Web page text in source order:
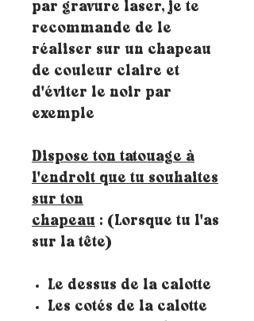
par gravure laser, je te
recommande de le
réaliser sur un chapeau
de couleur claire et
d'éviter le noir par
exemple
Dispose ton tatouage à
l'endroit que tu souhaites
sur ton
chapeau : (Lorsque tu l'as
sur la tête)
Le dessus de la calotte
Les cotés de la calotte